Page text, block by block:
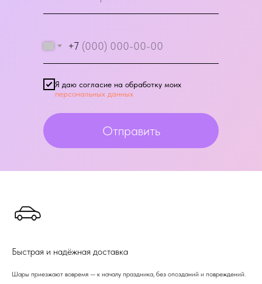
+7
Я даю согласие на обработку моих
персональных данных
Отправить
Быстрая и надёжная доставка
Шары приезжают вовремя — к началу праздника, без опозданий и повреждений.